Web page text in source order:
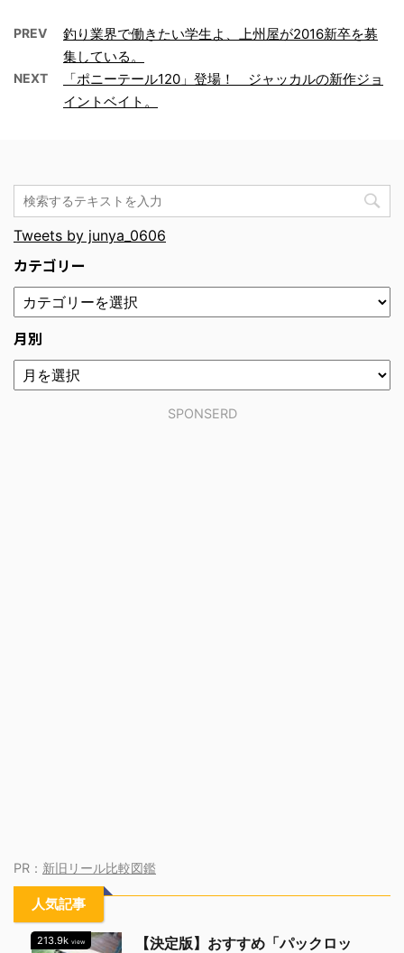
PREV
釣り業界で働きたい学生よ、上州屋が2016新卒を募
集している。
NEXT
「ポニーテール120」登場！ ジャッカルの新作ジョ
イントベイト。
Tweets by junya_0606
カテゴリー
月別
SPONSERD
PR： 新旧リール比較図鑑
人気記事
213.9k view
【決定版】おすすめ「パックロッ